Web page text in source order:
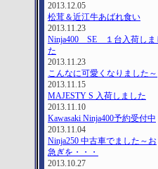
2013.12.05
松茸＆近江牛あばれ食い
2013.11.23
Ninja400 SE １台入荷しま
た
2013.11.23
こんなに可愛くなりました～
2013.11.15
MAJESTY S 入荷しました
2013.11.10
Kawasaki Ninja400予約受付中
2013.11.04
Ninja250 中古車でました～お
急ぎを・・・
2013.10.27